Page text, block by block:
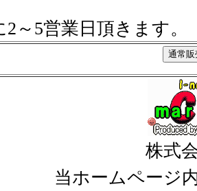
2～5営業日頂きます。
株式
当ホームページ